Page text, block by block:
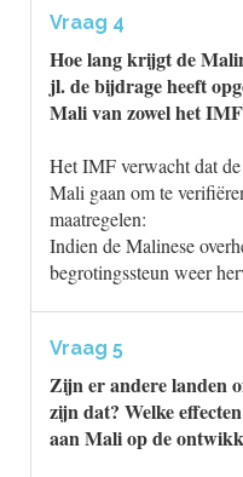
Vraag 4
Hoe lang krijgt de
jl. de bijdrage heeft
Mali van zowel het
Het IMF verwacht dat
Mali gaan om te
maatregelen:
Indien de Malinese
begrotingssteun weer
Vraag 5
Zijn er andere landen
zijn dat? Welke
aan Mali op de